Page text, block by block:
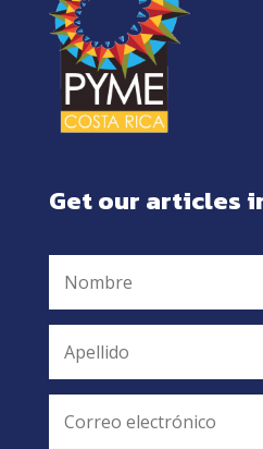
Get our articles